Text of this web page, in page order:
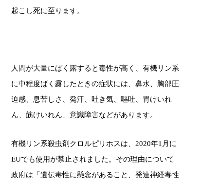
起こし死に至ります。
人間が大量にばく露すると毒性が高く、有機リン系
に中程度ばく露したときの症状には、鼻水、胸部圧
迫感、息苦しさ、発汗、吐き気、嘔吐、胃けいれ
ん、筋けいれん、意識障害などがあります。
有機リン系殺虫剤クロルピリホスは、2020年1月に
EUでも使用が禁止されました。その理由について
政府は「遺伝毒性に懸念があること、発達神経毒性